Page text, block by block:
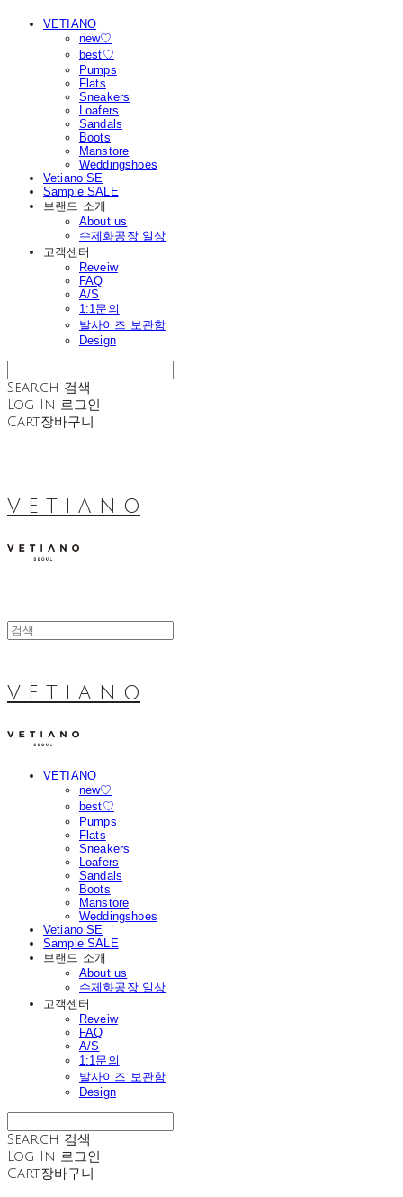
VETIANO
new♡
best♡
Pumps
Flats
Sneakers
Loafers
Sandals
Boots
Manstore
Weddingshoes
Vetiano SE
Sample SALE
브랜드 소개
About us
수제화공장 일상
고객센터
Reveiw
FAQ
A/S
1:1문의
발사이즈 보관함
Design
Search 검색
Log In 로그인
Cart장바구니
V E T I A N O
V E T I A N O
VETIANO
new♡
best♡
Pumps
Flats
Sneakers
Loafers
Sandals
Boots
Manstore
Weddingshoes
Vetiano SE
Sample SALE
브랜드 소개
About us
수제화공장 일상
고객센터
Reveiw
FAQ
A/S
1:1문의
발사이즈 보관함
Design
Search 검색
Log In 로그인
Cart장바구니